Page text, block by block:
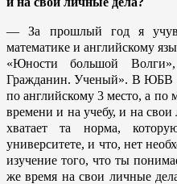
— За прошлый год я
математике и английскому
«Юности большой
Гражданин. Ученый». В ЮБВ
по английскому 3 место, а по
времени и на учебу, и на
хватает та норма,
университете, и что, нет
изучение того, что ты
же время на свои личные